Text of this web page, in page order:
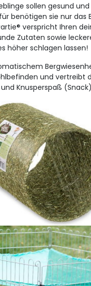
sollen gesund
benötigen sie nur das
verspricht Ihren
Zutaten sowie
höher schlagen lassen!
und vertreibt
Knusperspaß (Snack)